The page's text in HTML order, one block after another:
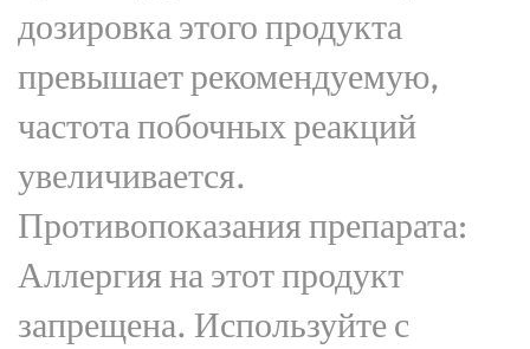
дозировка этого продукта
превышает рекомендуемую,
частота побочных реакций
увеличивается.
Противопоказания препарата:
Аллергия на этот продукт
запрещена. Используйте с